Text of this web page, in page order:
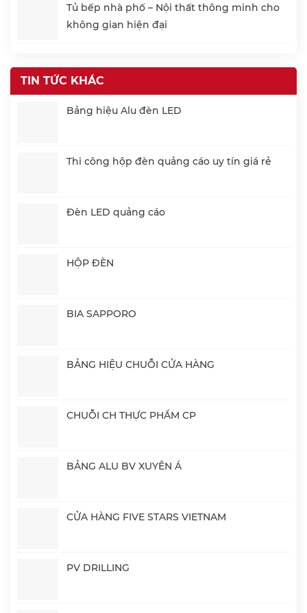
Tủ bếp nhà phố – Nội thất thông minh cho
không gian hiện đại
TIN TỨC KHÁC
Bảng hiệu Alu đèn LED
Thi công hộp đèn quảng cáo uy tín giá rẻ
Đèn LED quảng cáo
HỘP ĐÈN
BIA SAPPORO
BẢNG HIỆU CHUỖI CỬA HÀNG
CHUỖI CH THỰC PHẨM CP
BẢNG ALU BV XUYÊN Á
CỬA HÀNG FIVE STARS VIETNAM
PV DRILLING